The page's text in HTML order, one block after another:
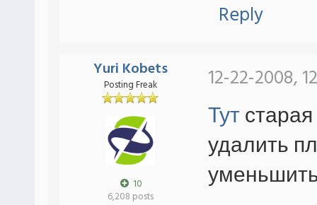
Reply
Yuri Kobets
Posting Freak
10
6,208 posts
12-22-2008,
Тут
удалить